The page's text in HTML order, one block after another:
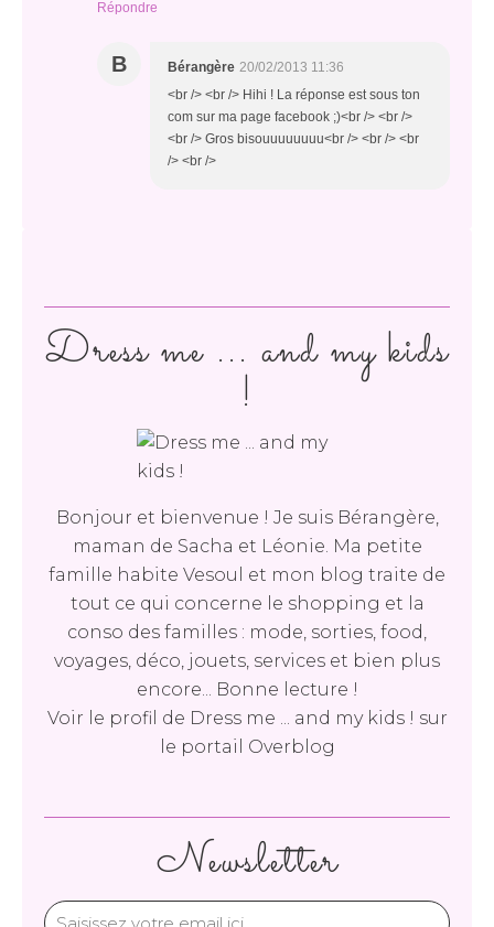
Répondre
B Bérangère 20/02/2013 11:36
<br /> <br /> Hihi ! La réponse est sous ton
com sur ma page facebook ;)<br /> <br />
<br /> Gros bisouuuuuuuu<br /> <br /> <br
/> <br />
Newsletter
Dress me ... and my kids
!
Bonjour et bienvenue ! Je suis Bérangère,
maman de Sacha et Léonie. Ma petite
famille habite Vesoul et mon blog traite de
tout ce qui concerne le shopping et la
conso des familles : mode, sorties, food,
voyages, déco, jouets, services et bien plus
encore... Bonne lecture !
Voir le profil de Dress me ... and my kids ! sur
le portail Overblog